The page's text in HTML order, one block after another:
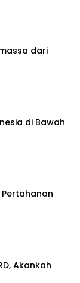
dari
di Bawah
Akankah